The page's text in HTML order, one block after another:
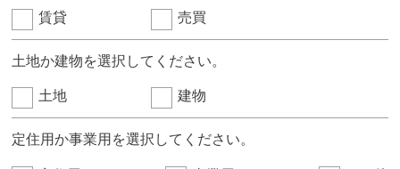
賃貸 売買
土地か建物を選択してください。
土地 建物
定住用か事業用を選択してください。